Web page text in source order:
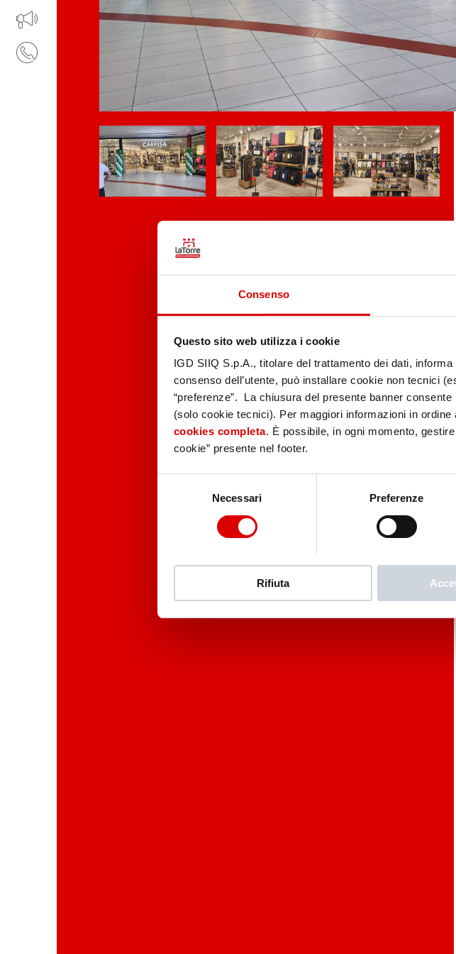
Consenso
Questo sito web utilizza i cookie
IGD SIIQ S.p.A., titolare del trattamento dei dati,
consenso dell’utente, può installare cookie non tecnici
“preferenze”. La chiusura del presente banner
(solo cookie tecnici). Per maggiori informazioni in
cookies completa. È possibile, in ogni momento,
cookie” presente nel footer.
Necessari Preferenze
Rifiuta
IL TUO BUSINESS AL CENTRO
CONTATTI